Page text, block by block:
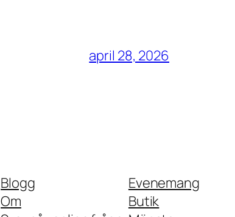
april 28, 2026
Blogg
Om
Evenemang
Butik